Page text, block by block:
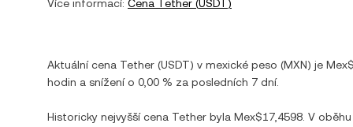
Více informací: Cena Tether (USDT)
Aktuální cena Tether (USDT) v mexické peso (MXN) je
hodin a sníženío 0,00 % za posledních 7 dní.
Historicky nejvyšší cena Tether byla Mex$17,4598 . V